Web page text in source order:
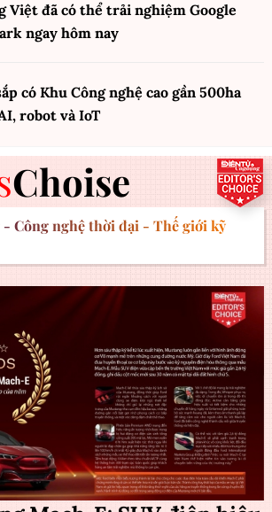
Việt đã có thể trải nghiệm Google
ngay hôm nay
có Khu Công nghệ cao gần 500ha
robot và IoT
Choise
Công nghệ thời đại - Thế giới kỹ